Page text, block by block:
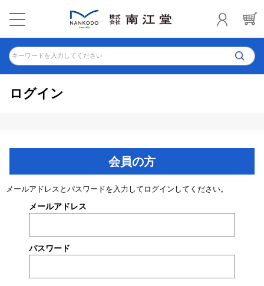
キーワードを入力してください
ログイン
会員の方
メールアドレスとパスワードを入力してログインしてください。
メールアドレス
パスワード